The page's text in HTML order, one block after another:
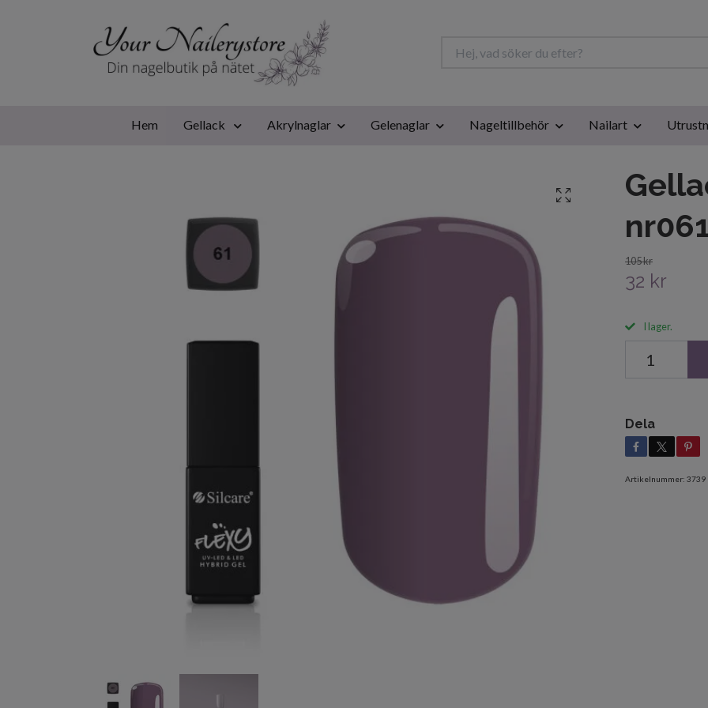
Hem Gellack Akrylnaglar Gelenaglar Nageltillbehör Nailart
105 kr
32 kr
I lager.
Dela
Artikelnummer: 3739